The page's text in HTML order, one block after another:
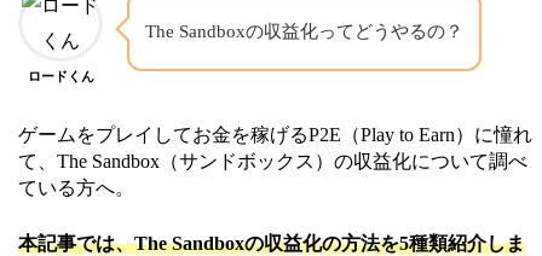
ロードくん
The Sandboxの収益化ってどうやるの？
ゲームをプレイしてお金を稼げるP2E（Play to Earn）に憧れ
て、The Sandbox（サンドボックス）の収益化について調べ
ている方へ。
本記事では、The Sandboxの収益化の方法を5種類紹介しま